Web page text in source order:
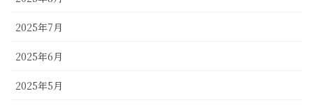
2025年7月
2025年6月
2025年5月